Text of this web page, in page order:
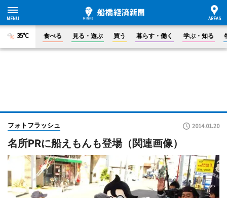
35°C 食べる 見る・遊ぶ 買う 暮らす・働く 学ぶ・知る
フォトフラッシュ 2014.01.20
名所PRに船えもんも登場（関連画像）